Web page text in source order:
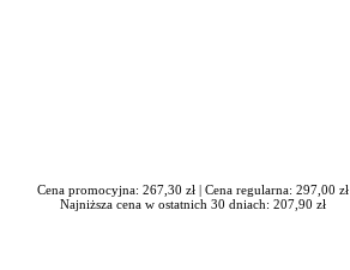
Cena promocyjna: 267,30 zł | Cena regularna: 297,00 zł
Najniższa cena w ostatnich 30 dniach: 207,90 zł